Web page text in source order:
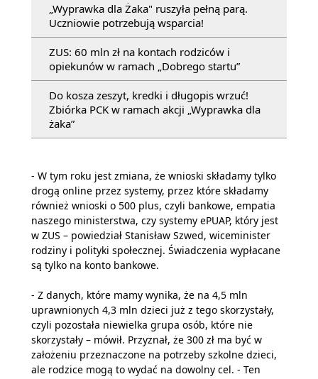
„Wyprawka dla Żaka" ruszyła pełną parą.
Uczniowie potrzebują wsparcia!
ZUS: 60 mln zł na kontach rodziców i
opiekunów w ramach „Dobrego startu”
Do kosza zeszyt, kredki i długopis wrzuć!
Zbiórka PCK w ramach akcji „Wyprawka dla
żaka”
- W tym roku jest zmiana, że wnioski składamy tylko
drogą online przez systemy, przez które składamy
również wnioski o 500 plus, czyli bankowe, empatia
naszego ministerstwa, czy systemy ePUAP, który jest
w ZUS – powiedział Stanisław Szwed, wiceminister
rodziny i polityki społecznej. Świadczenia wypłacane
są tylko na konto bankowe.
- Z danych, które mamy wynika, że na 4,5 mln
uprawnionych 4,3 mln dzieci już z tego skorzystały,
czyli pozostała niewielka grupa osób, które nie
skorzystały – mówił. Przyznał, że 300 zł ma być w
założeniu przeznaczone na potrzeby szkolne dzieci,
ale rodzice mogą to wydać na dowolny cel. - Ten